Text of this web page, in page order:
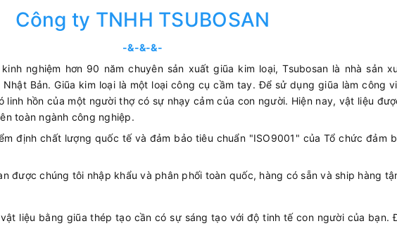
Công ty TNHH TSUBOSAN
-&-&-&-
nghiệm hơn 90 năm chuyên sản xuất giũa kim loại, Tsubosan là nhà sản
Bản. Giũa kim loại là một loại công cụ cầm tay. Để sử dụng giũa làm công
linh hồn của một người thợ có sự nhạy cảm của con người. Hiện nay, vật liệu
toàn ngành công nghiệp.
định chất lượng quốc tế và đảm bảo tiêu chuẩn "ISO9001" của Tổ chức đảm
được chúng tôi nhập khẩu và phân phối toàn quốc, hàng có sẵn và ship hàng
liệu bằng giũa thép tạo cần có sự sáng tạo với độ tinh tế con người của bạn.